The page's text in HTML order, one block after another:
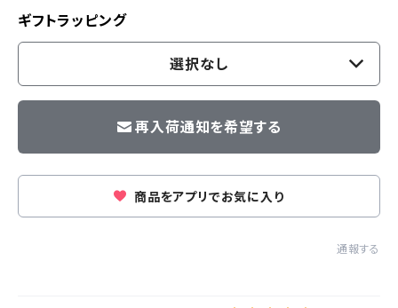
ギフトラッピング
選択なし
再入荷通知を希望する
商品をアプリでお気に入り
通報する